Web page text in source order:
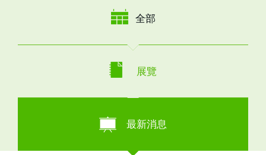
全部
展覽
最新消息